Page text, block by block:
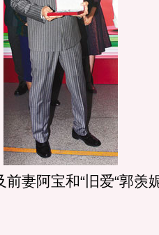
阿宝和“旧爱“郭羡